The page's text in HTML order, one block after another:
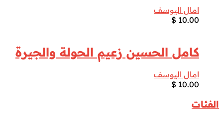
امال اليوسف
$ 10.00
كامل الحسين زعيم الحولة والجيرة
امال اليوسف
$ 10.00
الفئات